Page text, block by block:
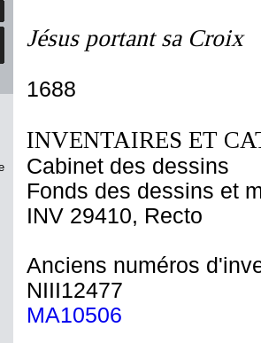
Jésus portant sa Croix
1688
INVENTAIRES ET
Cabinet des dessins
Fonds des dessins et
INV 29410, Recto
Anciens numéros
NIII12477
MA10506